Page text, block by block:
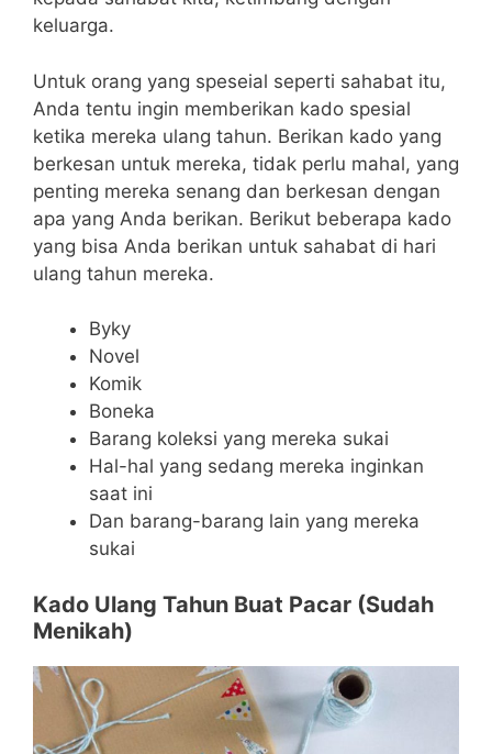
keluarga.
Untuk orang yang speseial seperti sahabat itu,
Anda tentu ingin memberikan kado spesial
ketika mereka ulang tahun. Berikan kado yang
berkesan untuk mereka, tidak perlu mahal, yang
penting mereka senang dan berkesan dengan
apa yang Anda berikan. Berikut beberapa kado
yang bisa Anda berikan untuk sahabat di hari
ulang tahun mereka.
Byky
Novel
Komik
Boneka
Barang koleksi yang mereka sukai
Hal-hal yang sedang mereka inginkan
saat ini
Dan barang-barang lain yang mereka
sukai
Kado Ulang Tahun Buat Pacar (Sudah
Menikah)